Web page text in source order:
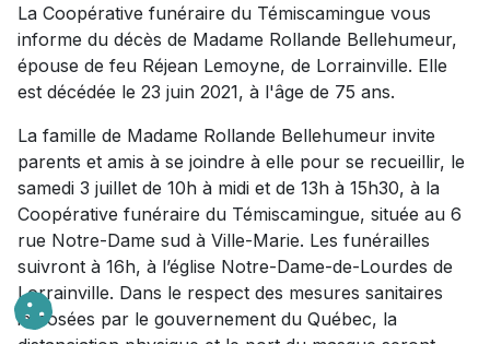
La Coopérative funéraire du Témiscamingue vous
informe du décès de Madame Rollande Bellehumeur,
épouse de feu Réjean Lemoyne, de Lorrainville. Elle
est décédée le 23 juin 2021, à l'âge de 75 ans.
La famille de Madame Rollande Bellehumeur invite
parents et amis à se joindre à elle pour se recueillir, le
samedi 3 juillet de 10h à midi et de 13h à 15h30, à la
Coopérative funéraire du Témiscamingue, située au 6
rue Notre-Dame sud à Ville-Marie. Les funérailles
suivront à 16h, à l’église Notre-Dame-de-Lourdes de
Lorrainville. Dans le respect des mesures sanitaires
imposées par le gouvernement du Québec, la